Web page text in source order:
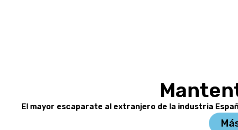
El mayor escaparate al extranjero de la industria